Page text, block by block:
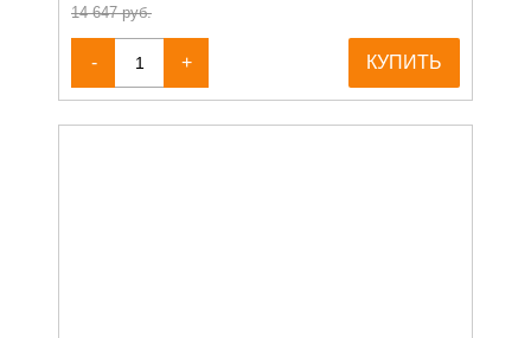
14 647 руб.
- + КУПИТЬ